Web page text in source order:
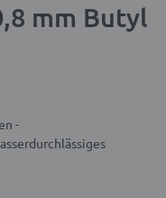
mm Butyl
-